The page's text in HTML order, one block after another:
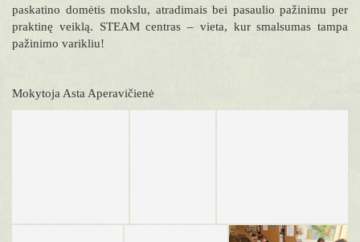
paskatino domėtis mokslu, atradimais bei pasaulio pažinimu per
praktinę veiklą. STEAM centras – vieta, kur smalsumas tampa
pažinimo varikliu!
Mokytoja Asta Aperavičienė